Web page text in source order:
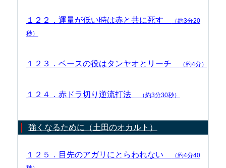
１２２．運量が低い時は赤と共に死す
（約3分20
秒）
１２３．ベースの役はタンヤオとリーチ （約4分）
１２４．赤ドラ切り逆流打法 （約3分30秒）
強くなるために（土田のオカルト）
１２５．目先のアガリにとらわれない
（約4分40